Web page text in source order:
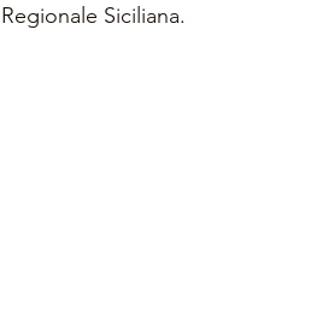
Regionale Siciliana.